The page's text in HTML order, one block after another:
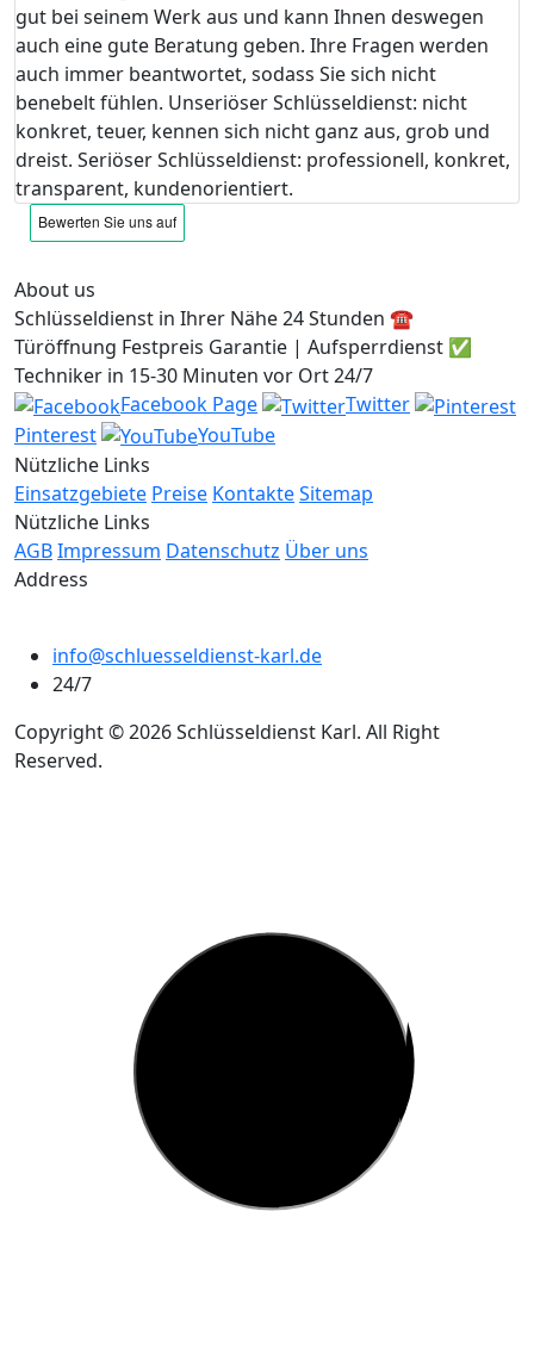
gut bei seinem Werk aus und kann Ihnen deswegen
auch eine gute Beratung geben. Ihre Fragen werden
auch immer beantwortet, sodass Sie sich nicht
benebelt fühlen. Unseriöser Schlüsseldienst: nicht
konkret, teuer, kennen sich nicht ganz aus, grob und
dreist. Seriöser Schlüsseldienst: professionell, konkret,
transparent, kundenorientiert.
About us
Schlüsseldienst in Ihrer Nähe 24 Stunden ☎️
Türöffnung Festpreis Garantie | Aufsperrdienst ✅
Techniker in 15-30 Minuten vor Ort 24/7
Facebook Page
Twitter
Pinterest
YouTube
Nützliche Links
Einsatzgebiete Preise KontakteSitemap
Nützliche Links
AGBImpressum Datenschutz Über uns
Address
info@schluesseldienst-karl.de
24/7
Copyright © 2026 Schlüsseldienst Karl. All Right
Reserved.